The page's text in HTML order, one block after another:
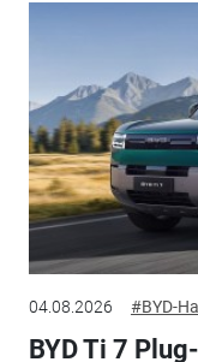
04.08.2026 #BYD-
BYD Ti 7